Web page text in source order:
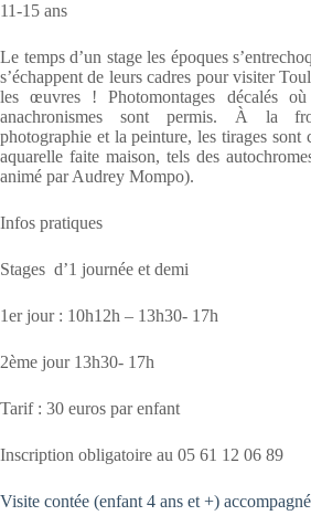
11-15 ans
Le temps d’un stage les époques
s’échappent de leurs cadres pour visiter
les œuvres ! Photomontages décalés
anachronismes sont permis. À la
photographie et la peinture, les tirages sont
aquarelle faite maison, tels des
animé par Audrey Mompo).
Infos pratiques
Stages d’1 journée et demi
1er jour : 10h12h – 13h30- 17h
2ème jour 13h30- 17h
Tarif : 30 euros par enfant
Inscription obligatoire au 05 61 12 06 89
Visite contée (enfant 4 ans et +)